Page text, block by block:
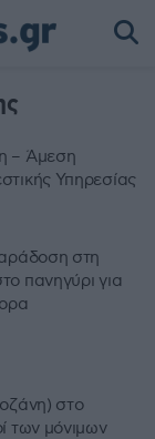
– Άμεση
Υπηρεσίας
στη
πανηγύρι για
στο
των μόνιμων